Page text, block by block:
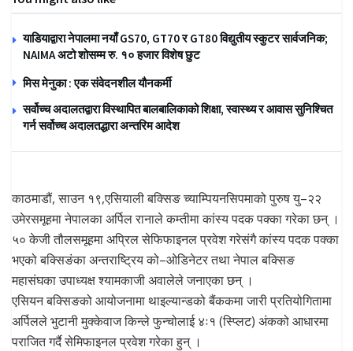
याडियाद्वारा नेपालमा नयाँ GS70, GT70 र GT80 विद्युतीय स्कुटर सार्वजनिक;
NAIMA अटो शोसम्म रु. १० हजार विशेष छुट
मिस मेनुका : एक संवेदनशील यौनकर्मी
सर्वोच्च अदालतद्वारा विस्थापित बालबालिकाको शिक्षा, स्वास्थ्य र आवास सुनिश्चित
गर्न सर्वोच्च अदालतद्धारा अन्तरिम आदेश
काठमाडौं, साउन १९,एसियाली बक्सिङ च्याम्पियनसिपमाको पुरुष यु–२२
उमेरसमूहमा नेपालका अर्पिल रानाले कम्तीमा कांस्य पदक पक्का गरेका छन् ।
५० केजी तौलसमूहमा अप्रिल सेफिफाइनल प्रवेश गरेसंगै कांस्य पदक पक्का
भएको बक्सिङंका अन्तराष्ट्रिय को–ओडिनेटर तथा नेपाल बक्सिङ
महासंघका उपाध्यक्ष श्यामकाजी अवालेले जनाएका छन् ।
एसियन बक्सिङको आयोजनामा थाइल्यान्डको बैंककमा जारी प्रतियोगितामा
अर्पिलले भुटानी मुक्केवाज किन्ले फुन्चोलाई ४ः१ (स्प्लिट) अंकको आधारमा
पराजित गर्दै सेमिफाइनल प्रवेश गरेका हुन् ।